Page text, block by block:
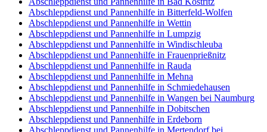
Abschleppdienst und Pannenhilfe in Bitterfeld-Wolfen
Abschleppdienst und Pannenhilfe in Wettin
Abschleppdienst und Pannenhilfe in Lumpzig
Abschleppdienst und Pannenhilfe in Windischleuba
Abschleppdienst und Pannenhilfe in Frauenprießnitz
Abschleppdienst und Pannenhilfe in Rauda
Abschleppdienst und Pannenhilfe in Mehna
Abschleppdienst und Pannenhilfe in Schmiedehausen
Abschleppdienst und Pannenhilfe in Wangen bei Naumburg
Abschleppdienst und Pannenhilfe in Dobitschen
Abschleppdienst und Pannenhilfe in Erdeborn